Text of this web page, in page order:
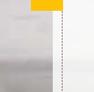
né,